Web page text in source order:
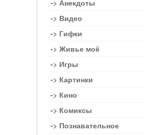
-> Анекдоты
-> Видео
-> Гифки
-> Живье моё
-> Игры
-> Картинки
-> Кино
-> Комиксы
-> Познавательное